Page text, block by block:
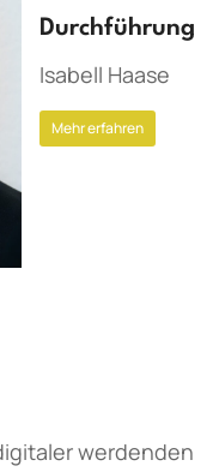
werdenden
Durchführung
Isabell Haase
Mehr erfahren